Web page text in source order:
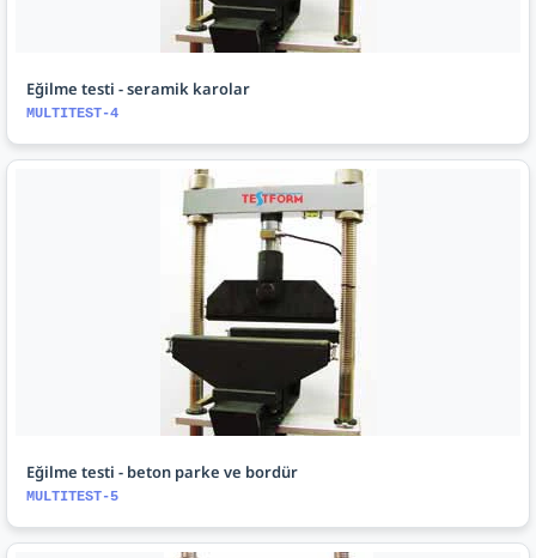
Eğilme testi - seramik karolar
MULTITEST-4
Eğilme testi - beton parke ve bordür
MULTITEST-5